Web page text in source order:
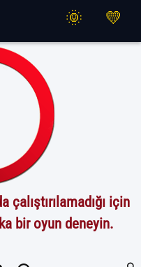
çalıştırılamadığı için
bir oyun deneyin.